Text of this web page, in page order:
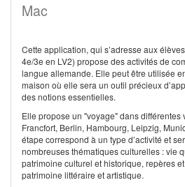
Mac
Cette application, qui s’adresse aux
4e/3e en LV2) propose des activités de
langue allemande. Elle peut être utilisée
maison où elle sera un outil précieux
des notions essentielles.
Elle propose un "voyage" dans différentes
Francfort, Berlin, Hambourg, Leipzig,
étape correspond à un type d’activité et
nombreuses thématiques culturelles : vie
patrimoine culturel et historique, repères
patrimoine littéraire et artistique.